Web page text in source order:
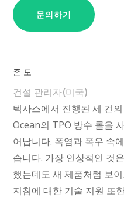
문의하기
존 도
건설 관리자(미국)
텍사스에서 진행된 세 건
Ocean의 TPO 방수 롤을
어납니다. 폭염과 폭우 속
습니다. 가장 인상적인 것
했는데도 새 제품처럼 보
지침에 대한 기술 지원 또